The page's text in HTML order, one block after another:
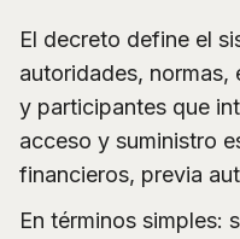
El decreto define el
autoridades, normas,
y participantes que
acceso y suministro
financieros, previa
En términos simples: